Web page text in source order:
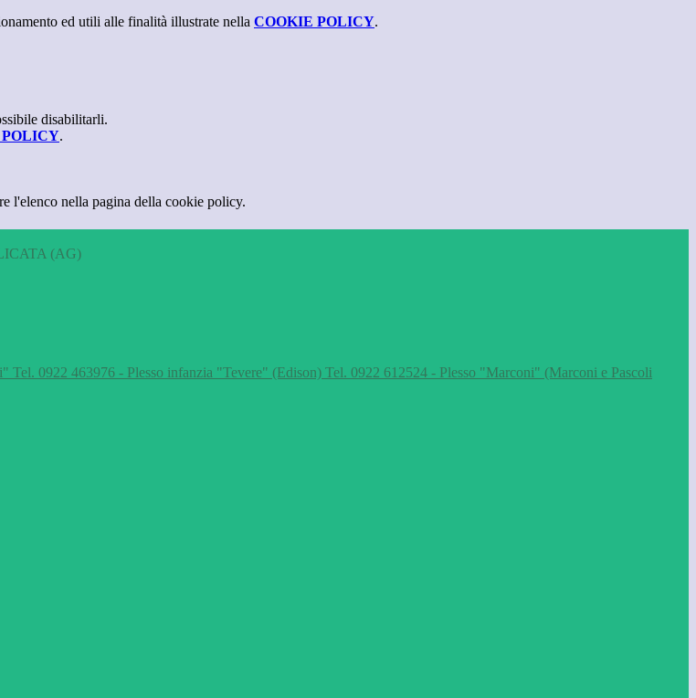
ed utili alle finalità illustrate nella COOKIE POLICY.
disabilitarli.
.
l'elenco nella pagina della cookie policy.
(AG)
0922 463976 - Plesso infanzia "Tevere" (Edison) Tel. 0922 612524 - Plesso "Marconi" (Marconi e Pascoli